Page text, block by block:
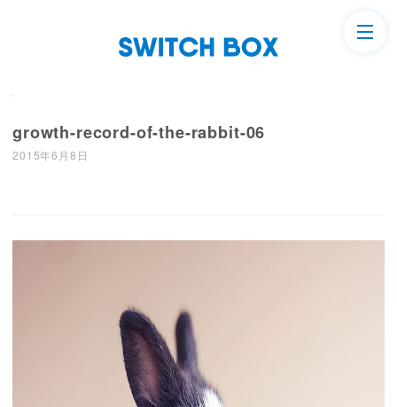
growth-record-of-the-rabbit-06
2015年6月8日